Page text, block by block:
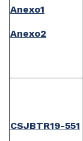
Anexo1
Anexo2
CSJBTR19-551